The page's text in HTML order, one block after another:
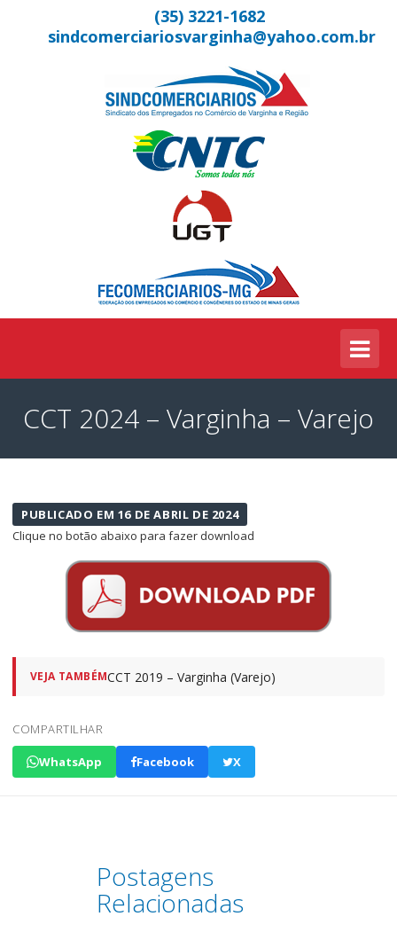
(35) 3221-1682
sindcomerciariosvarginha@yahoo.com.br
CCT 2024 – Varginha – Varejo
PUBLICADO EM 16 DE ABRIL DE 2024
Clique no botão abaixo para fazer download
VEJA TAMBÉMCCT 2019 – Varginha (Varejo)
COMPARTILHAR
WhatsApp Facebook X
Postagens
Relacionadas